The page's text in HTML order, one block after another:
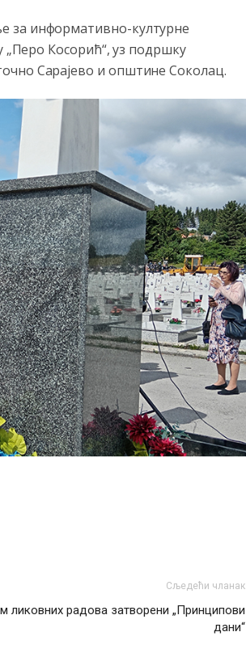
за информативно-културне
„Перо Косорић“, уз подршку
Сарајево и општине Соколац.
Сљедећи чланак
ликовних радова затворени „Принципови
дани“